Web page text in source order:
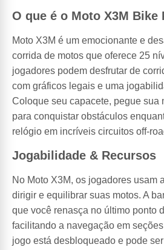
O que é o Moto X3M Bike
Moto X3M é um emocionante e
corrida de motos que oferece 25
jogadores podem desfrutar de
com gráficos legais e uma
Coloque seu capacete, pegue sua
para conquistar obstáculos
relógio em incríveis circuitos off-
Jogabilidade & Recursos
No Moto X3M, os jogadores usam
dirigir e equilibrar suas motos. A
que você renasça no último ponto
facilitando a navegação em
jogo está desbloqueado e pode